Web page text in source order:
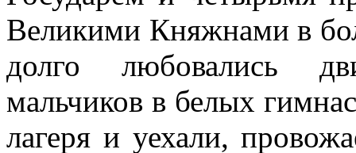
Великими Княжнами в
долго любовались
мальчиков в белых
лагеря и уехали,